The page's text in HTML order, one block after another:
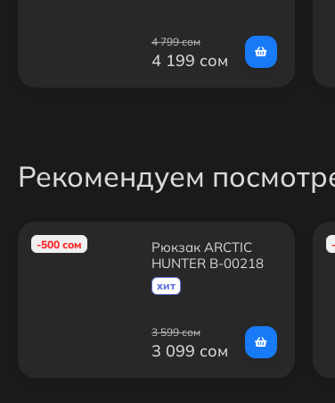
4 799 сом
4 199 сом
Рекомендуем
-500 сом
Рюкзак ARCTIC
HUNTER B-00218
Синий
хит
3 599 сом
3 099 сом